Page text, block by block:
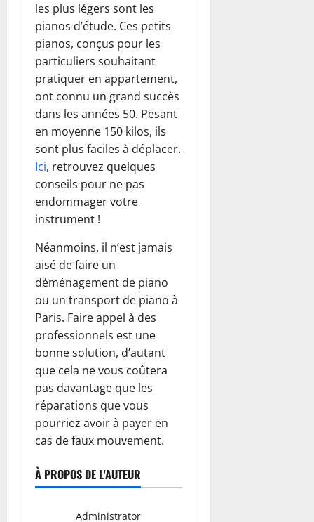
les plus légers sont les
pianos d’étude. Ces petits
pianos, conçus pour les
particuliers souhaitant
pratiquer en appartement,
ont connu un grand succès
dans les années 50. Pesant
en moyenne 150 kilos, ils
sont plus faciles à déplacer.
Ici, retrouvez quelques
conseils pour ne pas
endommager votre
instrument !
Néanmoins, il n’est jamais
aisé de faire un
déménagement de piano
ou un transport de piano à
Paris. Faire appel à des
professionnels est une
bonne solution, d’autant
que cela ne vous coûtera
pas davantage que les
réparations que vous
pourriez avoir à payer en
cas de faux mouvement.
À PROPOS DE L'AUTEUR
Administrator